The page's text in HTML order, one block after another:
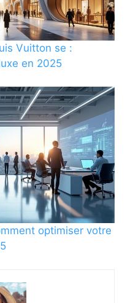
Vuitton se :
en 2025
optimiser votre